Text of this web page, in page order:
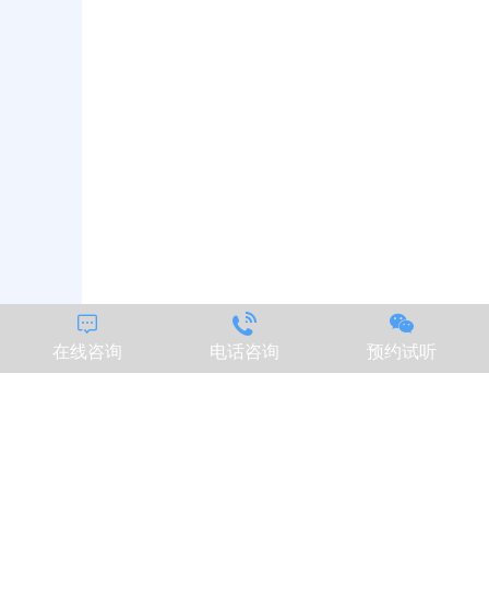

在线咨询

电话咨询

预约试听